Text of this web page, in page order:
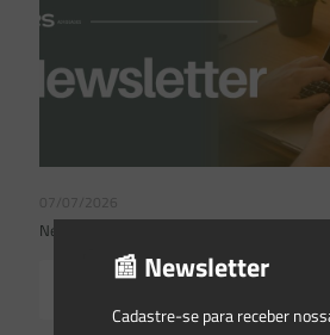
07/07/2026
Newsletter Saes Advogados | Ed. nº 242
📰 Newsletter
Cadastre-se para receber